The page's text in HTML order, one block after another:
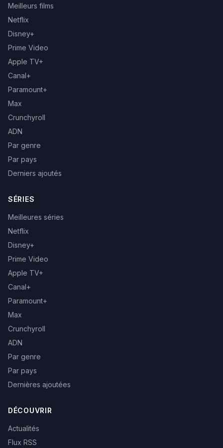
Meilleurs films
Netflix
Disney+
Prime Video
Apple TV+
Canal+
Paramount+
Max
Crunchyroll
ADN
Par genre
Par pays
Derniers ajoutés
SÉRIES
Meilleures séries
Netflix
Disney+
Prime Video
Apple TV+
Canal+
Paramount+
Max
Crunchyroll
ADN
Par genre
Par pays
Dernières ajoutées
DÉCOUVRIR
Actualités
Flux RSS